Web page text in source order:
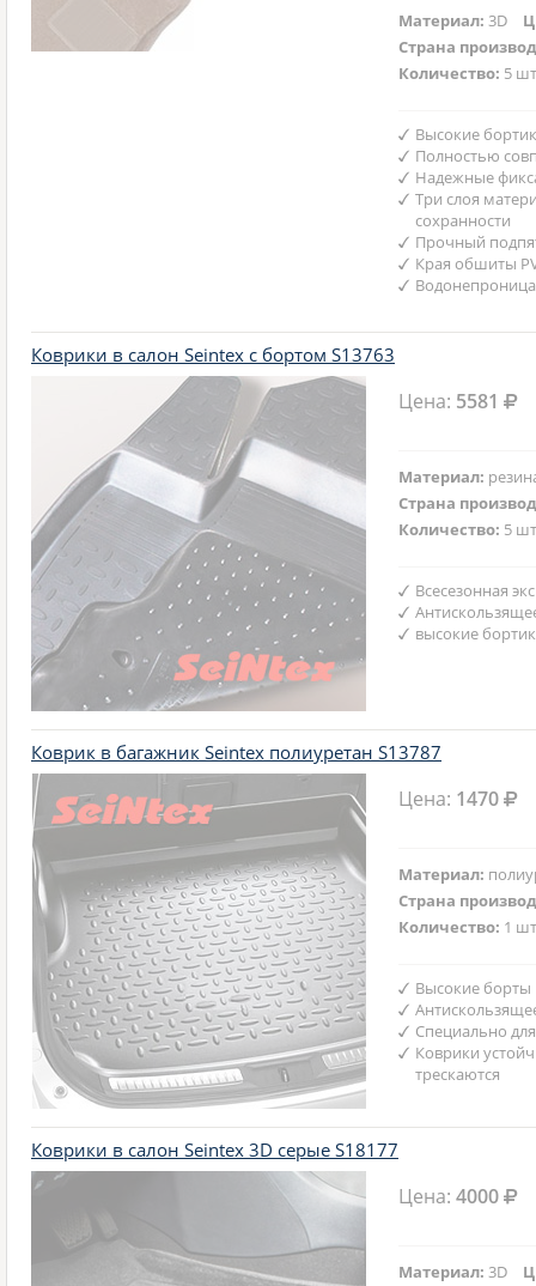
Материал:3D
Страна
Количество: 5
Высокие
Полностью
Надежные
Три слоя
сохранности
Прочный
Края обшиты
Коврики в салон Seintex с бортом S13763
Цена: 5581
Материал:
Страна
Количество: 5
Всесезонная
высокие
Коврик в багажник Seintex полиуретан S13787
Цена: 1470
Материал:
Страна
Количество: 1
Высокие борты
Специально
Коврики
трескаются
Коврики в салон Seintex 3D серые S18177
Цена:4000
Материал:3D